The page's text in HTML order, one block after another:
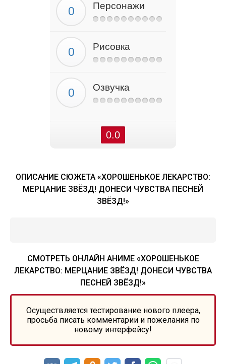
Персонажи
Рисовка
Озвучка
0.0
ОПИСАНИЕ СЮЖЕТА «ХОРОШЕНЬКОЕ ЛЕКАРСТВО:
МЕРЦАНИЕ ЗВЁЗД! ДОНЕСИ ЧУВСТВА ПЕСНЕЙ
ЗВЁЗД!»
СМОТРЕТЬ ОНЛАЙН АНИМЕ «ХОРОШЕНЬКОЕ
ЛЕКАРСТВО: МЕРЦАНИЕ ЗВЁЗД! ДОНЕСИ ЧУВСТВА
ПЕСНЕЙ ЗВЁЗД!»
Осуществляется тестирование нового плеера,
просьба писать комментарии и пожелания по
новому интерфейсу!